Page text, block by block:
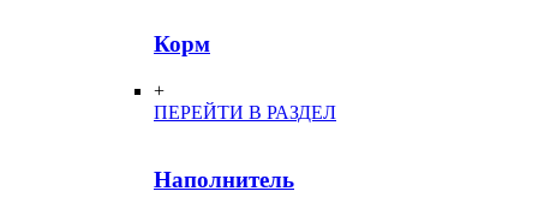
Корм
+
ПЕРЕЙТИ В РАЗДЕЛ
Наполнитель